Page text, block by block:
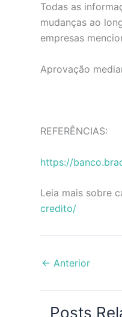
Todas as
mudanças ao
empresas
Aprovação
REFERÊNCIAS:
https://
Leia mais sobre
credito/
← Anterior
Posts